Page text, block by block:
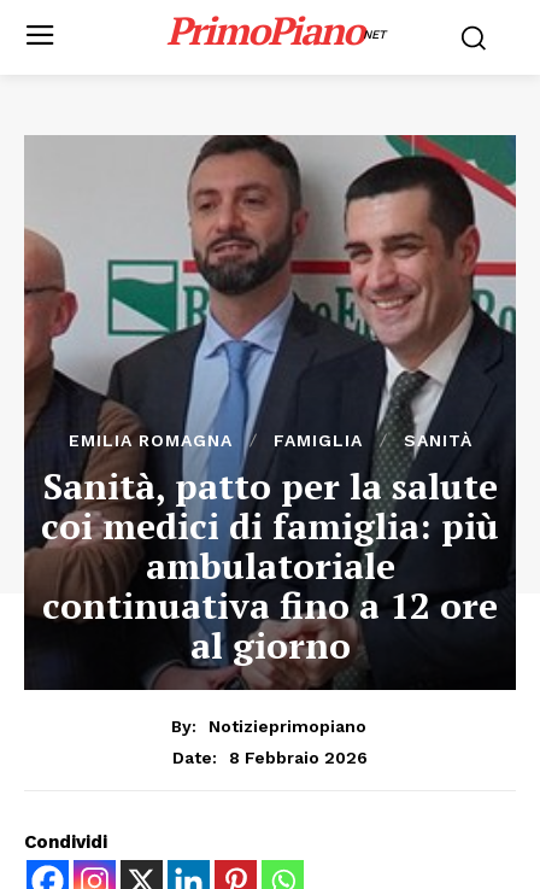
PrimoPianoNET
EMILIA ROMAGNA FAMIGLIA SANITÀ
Sanità, patto per la salute
coi medici di famiglia: più
ambulatoriale
continuativa fino a 12 ore
al giorno
By:
Notizieprimopiano
Date:
8 Febbraio 2026
Condividi